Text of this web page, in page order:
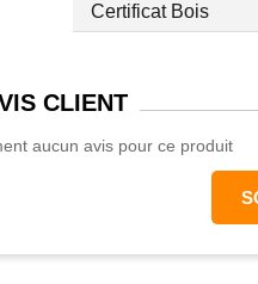
Certificat Bois
CLIENT
aucun avis pour ce produit